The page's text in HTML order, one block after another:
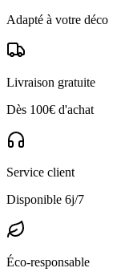
Adapté à votre déco
Livraison gratuite
Dès 100€ d'achat
Service client
Disponible 6j/7
Éco-responsable